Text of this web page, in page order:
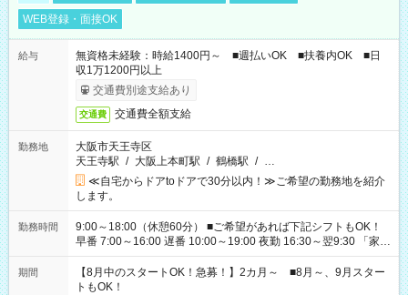
WEB登録・面接OK
給与
無資格未経験：時給1400円～ ■週払いOK ■扶養内OK ■日
収1万1200円以上
交通費別途支給あり
交通費 交通費全額支給
勤務地
大阪市天王寺区
天王寺駅 / 大阪上本町駅 / 鶴橋駅 / …
≪自宅からドアtoドアで30分以内！≫ご希望の勤務地を紹介
します。
勤務時間
9:00～18:00（休憩60分） ■ご希望があれば下記シフトもOK！
早番 7:00～16:00 遅番 10:00～19:00 夜勤 16:30～翌9:30 「家族
と休みを合わせたい」 「余裕を持って夕飯の準備がしたい」
「できれば残業はしたくない」 など、ご希望を教えてください
ね。 ※Wワーク希望の方へ 今ご覧のお仕事で希望する勤務時間
期間
【8月中のスタートOK！急募！】2カ月～ ■8月～、9月スター
トもOK！